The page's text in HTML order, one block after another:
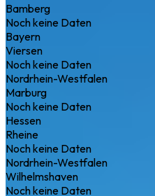
Bamberg
Noch keine Daten
Bayern
Viersen
Noch keine Daten
Nordrhein-Westfalen
Marburg
Noch keine Daten
Hessen
Rheine
Noch keine Daten
Nordrhein-Westfalen
Wilhelmshaven
Noch keine Daten